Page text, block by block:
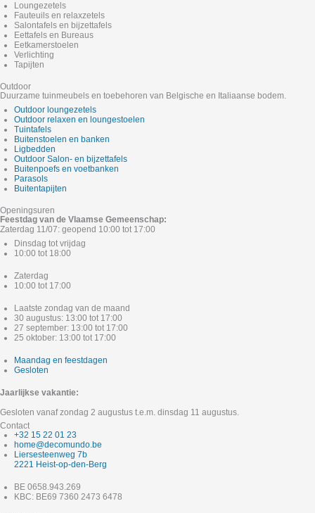
Loungezetels
Fauteuils en relaxzetels
Salontafels en bijzettafels
Eettafels en Bureaus
Eetkamerstoelen
Verlichting
Tapijten
Outdoor
Duurzame tuinmeubels en toebehoren van Belgische en Italiaanse bodem.
Outdoor loungezetels
Outdoor relaxen en loungestoelen
Tuintafels
Buitenstoelen en banken
Ligbedden
Outdoor Salon- en bijzettafels
Buitenpoefs en voetbanken
Parasols
Buitentapijten
Openingsuren
Feestdag van de Vlaamse Gemeenschap:
Zaterdag 11/07: geopend 10:00 tot 17:00
Dinsdag tot vrijdag
10:00 tot 18:00
Zaterdag
10:00 tot 17:00
Laatste zondag van de maand
30 augustus: 13:00 tot 17:00
27 september: 13:00 tot 17:00
25 oktober: 13:00 tot 17:00
Maandag en feestdagen
Gesloten
Jaarlijkse vakantie:
Gesloten vanaf zondag 2 augustus t.e.m. dinsdag 11 augustus.
Contact
+32 15 22 01 23
home@decomundo.be
Liersesteenweg 7b
2221 Heist-op-den-Berg
BE 0658.943.269
KBC: BE69 7360 2473 6478